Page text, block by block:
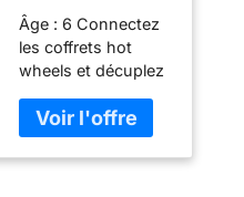
Boite de
construction
jeu pour petites
voitures avec
circuit et pistes,
Jouet pour
enfant, FLK90
Âge : 6 Connectez
les coffrets hot
wheels et décuplez
enfant et son esprit
sportif grce à des
pistes